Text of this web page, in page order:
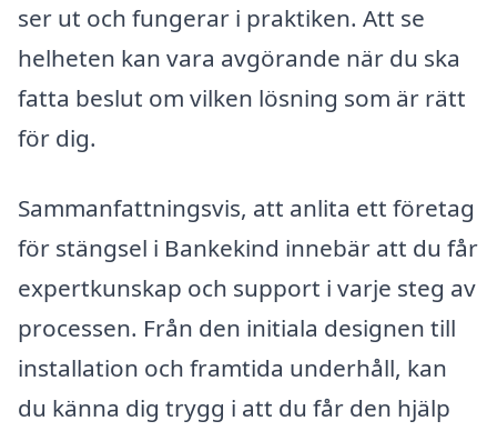
ser ut och fungerar i praktiken. Att se
helheten kan vara avgörande när du ska
fatta beslut om vilken lösning som är rätt
för dig.
Sammanfattningsvis, att anlita ett företag
för stängsel i Bankekind innebär att du får
expertkunskap och support i varje steg av
processen. Från den initiala designen till
installation och framtida underhåll, kan
du känna dig trygg i att du får den hjälp